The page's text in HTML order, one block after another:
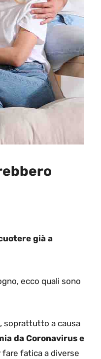
già a
ecco quali sono
, soprattutto a causa
da Coronavirus e
fare fatica a diverse